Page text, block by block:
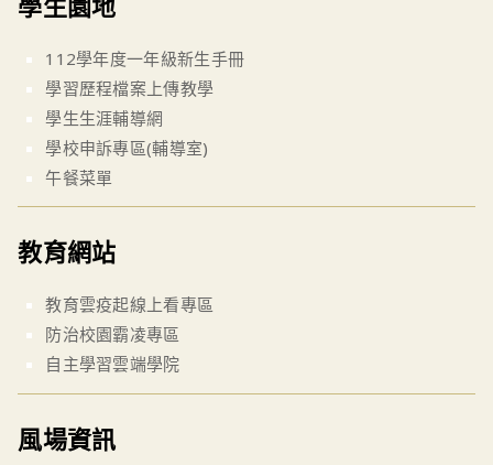
112學年度一年級新生手冊
學習歷程檔案上傳教學
學生生涯輔導網
學校申訴專區(輔導室)
午餐菜單
教育網站
教育雲疫起線上看專區
防治校園霸凌專區
自主學習雲端學院
風場資訊